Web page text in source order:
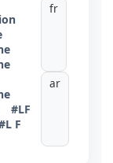
#LF
F
fr
ar